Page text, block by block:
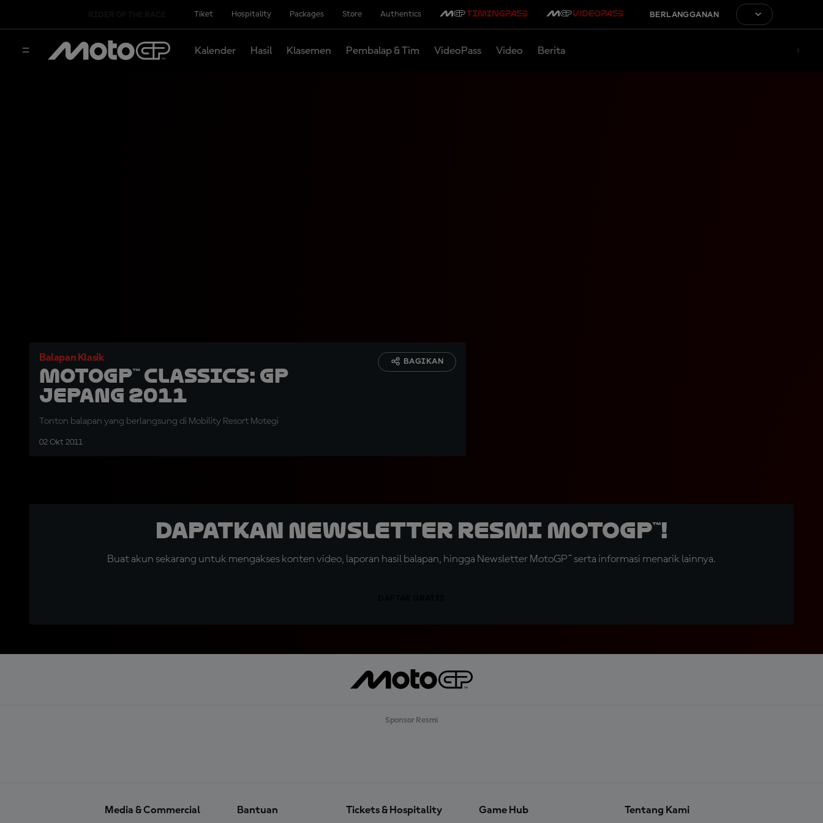
Tiket Hospitality Packages Store Authentics BERLANGGANAN
Kalender Hasil Klasemen Pembalap & Tim VideoPass Video Berita
Balapan Klasik
MotoGP™ Classics: GP
Jepang 2011
Tonton balapan yang berlangsung di Mobility Resort Motegi
02 Okt 2011
BAGIKAN
Dapatkan Newsletter Resmi MotoGP™!
Buat akun sekarang untuk mengakses konten video, laporan hasil balapan, hingga Newsletter MotoGP™ serta informasi menarik lainnya.
Sponsor Resmi
Media & Commercial Bantuan Tickets & Hospitality Game Hub Tentang Kami